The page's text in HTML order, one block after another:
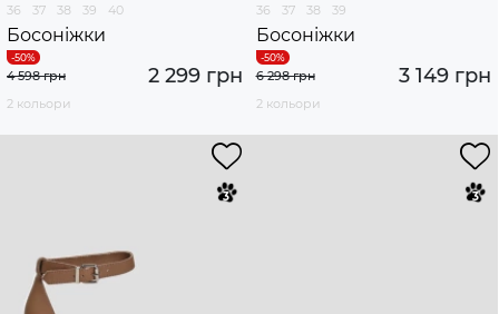
36 37 38 39 40
Босоніжки
2 299 грн
4 598 грн
2 кольори
36 37 38 39
Босоніжки
3 149 грн
6 298 грн
2 кольори